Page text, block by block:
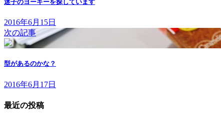
迷子のヨーキーを探しています
2016年6月15日
次の記事
型があるのかな？
2016年6月17日
最近の投稿